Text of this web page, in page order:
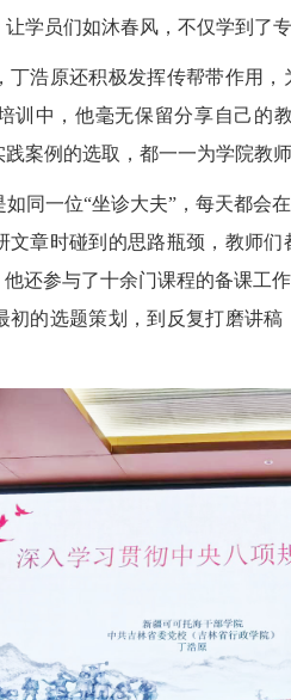
学员们如沐春风，不仅学到了
原还积极发挥传帮带作用，
训中，他毫无保留分享自己的
案例的选取，都一一为学院教师
一位“坐诊大夫”，每天都会
文章时碰到的思路瓶颈，教师
还参与了十余门课程的备课工
初的选题策划，到反复打磨讲